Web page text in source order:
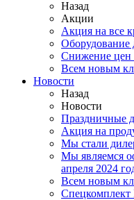
Назад
Акции
Акция на все
Снижение цен
Всем новым
Новости
Назад
Новости
Праздничные
Акция на
Мы стали
Мы являемся
апреля 2024
Всем новым
Спецкомплект